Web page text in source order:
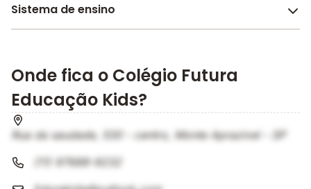
Sistema de ensino
métodos, práticas pedagógicas, currículos e
avaliações que guiam o processo educacional,
garantindo que os estudantes adquiram
conhecimentos e habilidades essenciais para seu
desenvolvimento acadêmico e pessoal.
Onde fica o Colégio Futura
Educação Kids?
Rua da saudade, 530 - centro, Monte Aprazível - SP
(11) 97688-9232